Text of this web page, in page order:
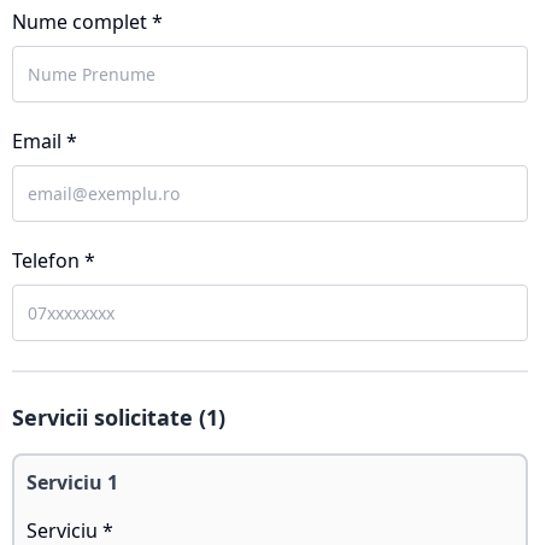
Nume complet *
Email *
Telefon *
Servicii solicitate (1)
Serviciu 1
Serviciu *